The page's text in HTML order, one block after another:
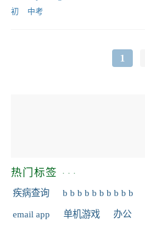
初
中考
1
热门标签
疾病查询 b b b b b b b b b b
email app 单机游戏 办公